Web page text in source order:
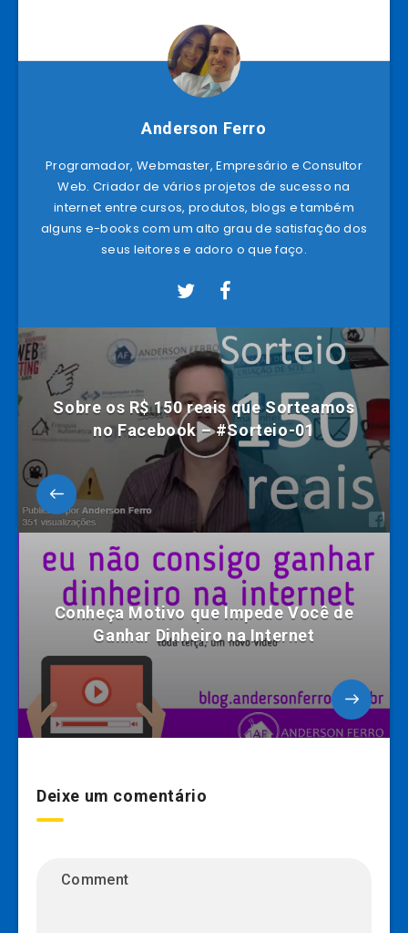
Anderson Ferro
Programador, Webmaster, Empresário e Consultor
Web. Criador de vários projetos de sucesso na
internet entre cursos, produtos, blogs e também
alguns e-books com um alto grau de satisfação dos
seus leitores e adoro o que faço.
Sobre os R$ 150 reais que Sorteamos
no Facebook – #Sorteio-01
Conheça Motivo que Impede Você de
Ganhar Dinheiro na Internet
Deixe um comentário